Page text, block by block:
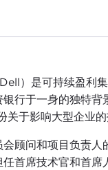
）是可持续盈利
银行于一身的独特
关于影响大型企业
顾问和项目负责
首席技术官和首